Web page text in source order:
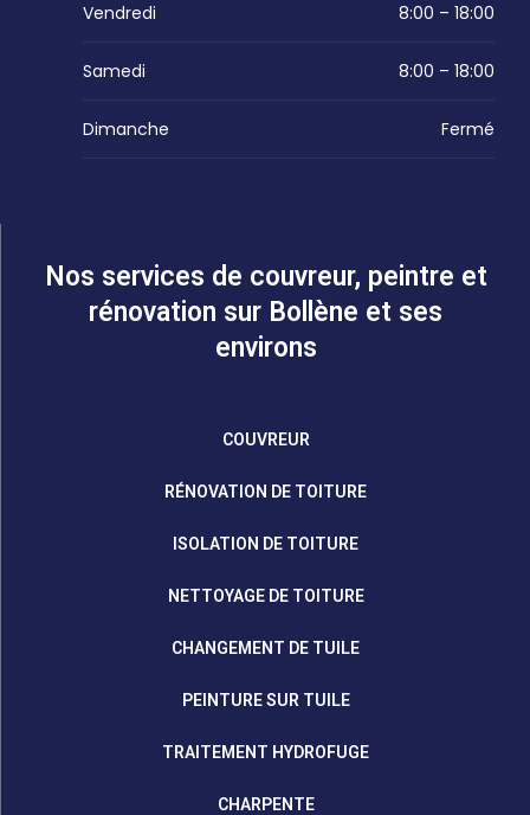
Vendredi 8:00 – 18:00
Samedi 8:00 – 18:00
Dimanche Fermé
Nos services de couvreur, peintre et
rénovation sur Bollène et ses
environs
COUVREUR
RÉNOVATION DE TOITURE
ISOLATION DE TOITURE
NETTOYAGE DE TOITURE
CHANGEMENT DE TUILE
PEINTURE SUR TUILE
TRAITEMENT HYDROFUGE
CHARPENTE